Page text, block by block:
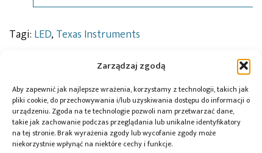
Zarządzaj zgodą
Aby zapewnić jak najlepsze wrażenia, korzystamy z technologii, takich jak
pliki cookie, do przechowywania i/lub uzyskiwania dostępu do informacji o
urządzeniu. Zgoda na te technologie pozwoli nam przetwarzać dane,
takie jak zachowanie podczas przeglądania lub unikalne identyfikatory
na tej stronie. Brak wyrażenia zgody lub wycofanie zgody może
niekorzystnie wpłynąć na niektóre cechy i funkcje.
Tagi: LED, Texas Instruments
Przeczytaj również: